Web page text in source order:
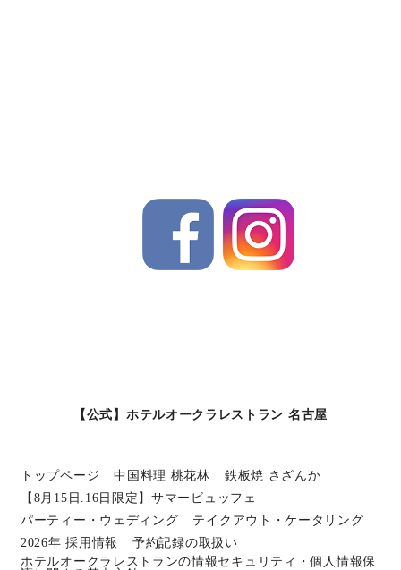
【公式】ホテルオークラレストラン 名古屋
トップページ 中国料理 桃花林
鉄板焼 さざんか
【8月15日.16日限定】サマービュッフェ
パーティー・ウェディング
テイクアウト・ケータリング
2026年 採用情報
予約記録の取扱い
ホテルオークラレストランの情報セキュリティ・個人情報保